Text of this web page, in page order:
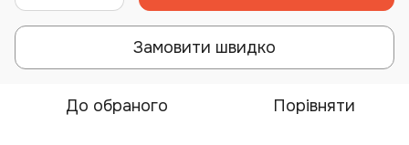
Замовити швидко
До обраного Порівняти